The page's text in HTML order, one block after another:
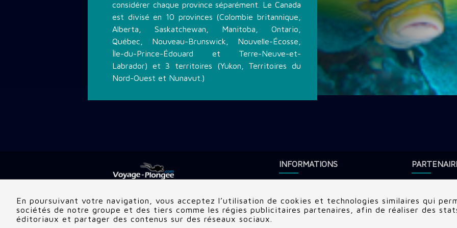
considérer chaque province séparément. Le Canada
est divisé en 10 provinces (Colombie britannique,
Alberta, Saskatchewan, Manitoba, Ontario,
Québec, Nouveau-Brunswick, Nouvelle-Écosse,
Île-du-Prince-Édouard et Terre-Neuve-et-
Labrador) et 3 territoires (Yukon, Territoires du
Nord-Ouest et Nunavut.)
Follow me
INFORMATIONS
Conditions générales d'utilisation
Mentions légales
Dune World
Ultramarina
En poursuivant votre navigation, vous acceptez l’utilisation de cookies et technologies similaires qui
sociétés de notre groupe et des tiers comme les régies publicitaires partenaires, afin de réaliser des
éditoriaux et partager des contenus sur des réseaux sociaux.